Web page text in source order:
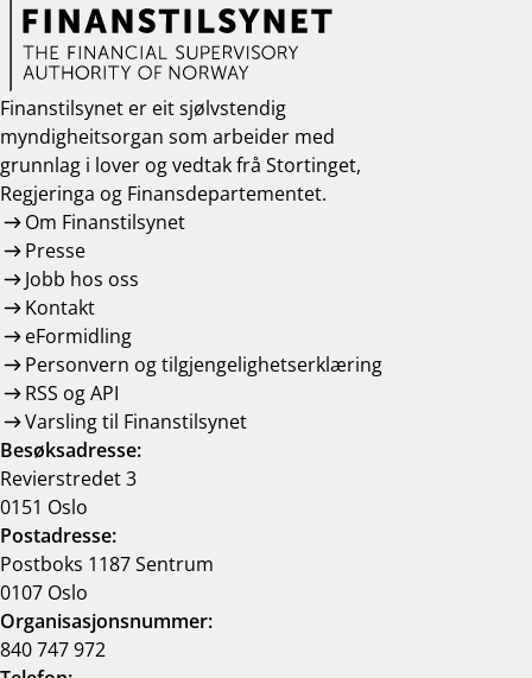
Finanstilsynet er eit sjølvstendig
myndigheitsorgan som arbeider med
grunnlag i lover og vedtak frå Stortinget,
Regjeringa og Finansdepartementet.
Om Finanstilsynet
Presse
Jobb hos oss
Kontakt
eFormidling
Personvern og tilgjengelighetserklæring
RSS og API
Varsling til Finanstilsynet
Besøksadresse:
Revierstredet 3
0151 Oslo
Postadresse:
Postboks 1187 Sentrum
0107 Oslo
Organisasjonsnummer:
840 747 972